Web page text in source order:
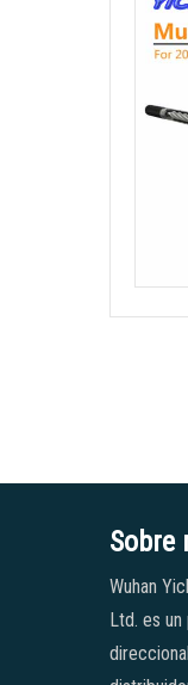
Sobre
Wuhan
Ltd. es